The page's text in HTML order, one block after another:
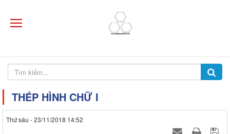
THÉP HÌNH CHỮ I
Thứ sáu - 23/11/2018 14:52